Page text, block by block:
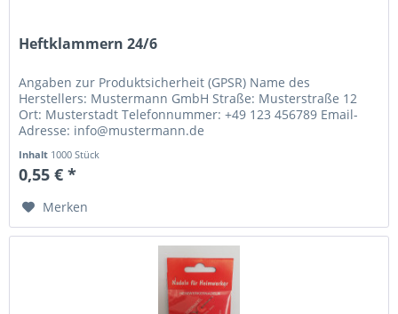
Heftklammern 24/6
Angaben zur Produktsicherheit (GPSR) Name des
Herstellers: Mustermann GmbH Straße: Musterstraße 12
Ort: Musterstadt Telefonnummer: +49 123 456789 Email-
Adresse: info@mustermann.de
Inhalt 1000 Stück
0,55 € *
Merken